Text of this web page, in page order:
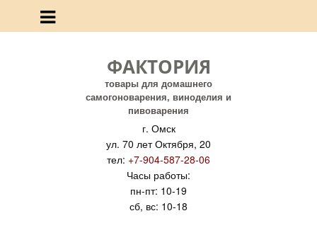
ФАКТОРИЯ
товары для домашнего
самогоноварения, виноделия и
пивоварения
г. Омск
ул. 70 лет Октября, 20
тел: +7-904-587-28-06
Часы работы:
пн-пт: 10-19
сб, вс: 10-18